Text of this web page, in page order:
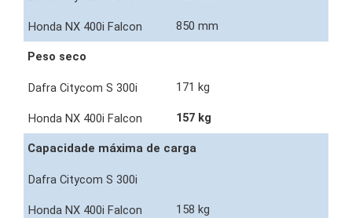
850 mm
Peso seco
171 kg
157 kg
Capacidade máxima de carga
158 kg